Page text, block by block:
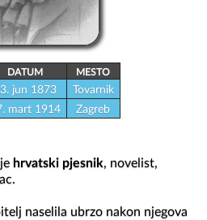
DATUM
MESTO
jun 1873 Tovarnik
mart 1914 Zagreb
hrvatski pjesnik, novelist,
naselila ubrzo nakon njegova